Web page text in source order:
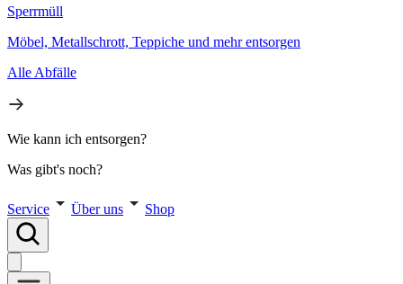
Sperrmüll
Möbel, Metallschrott, Teppiche und mehr entsorgen
Alle Abfälle
Wie kann ich entsorgen?
Was gibt's noch?
Service Über uns Shop